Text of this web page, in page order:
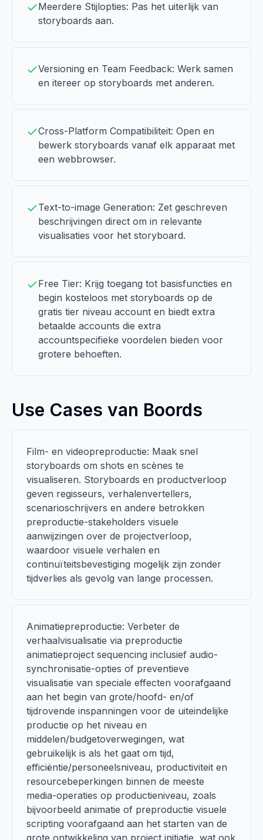
Meerdere Stijlopties: Pas het uiterlijk van
storyboards aan.
Versioning en Team Feedback: Werk samen
en itereer op storyboards met anderen.
Cross-Platform Compatibiliteit: Open en
bewerk storyboards vanaf elk apparaat met
een webbrowser.
Text-to-image Generation: Zet geschreven
beschrijvingen direct om in relevante
visualisaties voor het storyboard.
Free Tier: Krijg toegang tot basisfuncties en
begin kosteloos met storyboards op de
gratis tier niveau account en biedt extra
betaalde accounts die extra
accountspecifieke voordelen bieden voor
grotere behoeften.
Use Cases van Boords
Film- en videopreproductie: Maak snel
storyboards om shots en scènes te
visualiseren. Storyboards en productverloop
geven regisseurs, verhalenvertellers,
scenarioschrijvers en andere betrokken
preproductie-stakeholders visuele
aanwijzingen over de projectverloop,
waardoor visuele verhalen en
continuïteitsbevestiging mogelijk zijn zonder
tijdverlies als gevolg van lange processen.
Animatiepreproductie: Verbeter de
verhaalvisualisatie via preproductie
animatieproject sequencing inclusief audio-
synchronisatie-opties of preventieve
visualisatie van speciale effecten voorafgaand
aan het begin van grote/hoofd- en/of
tijdrovende inspanningen voor de uiteindelijke
productie op het niveau en
middelen/budgetoverwegingen, wat
gebruikelijk is als het gaat om tijd,
efficiëntie/personeelsniveau, productiviteit en
resourcebeperkingen binnen de meeste
media-operaties op productieniveau, zoals
bijvoorbeeld animatie of preproductie visuele
scripting voorafgaand aan het starten van de
grote ontwikkeling van project initiatie, wat ook